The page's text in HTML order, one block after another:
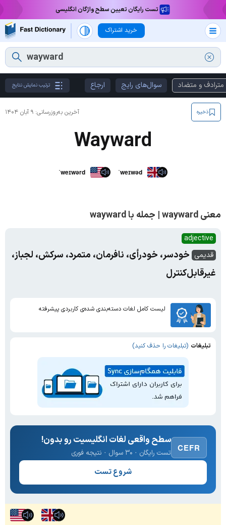
تست رایگان تعیین سطح واژگان انگلیسی
خرید اشتراک
مترادف و متضاد سوال‌های رایج ارجاع ترتیب نمایش نتایج
آخرین به‌روزرسانی: ۹ آبان ۱۴۰۴ ذخیره
Wayward
ˈweɪwərd ˈweɪwəd
معنی wayward | جمله با wayward
adjective
قدیمی خودسر، خودرأی، نافرمان، متمرد، سرکش، لجباز،
غیرقابل‌کنترل
لیست کامل لغات دسته‌بندی شده‌ی کاربردی پیشرفته
تبلیغات (تبلیغات را حذف کنید)
CEFR
سطح واقعی لغات انگلیسیت رو بدون!
تست رایگان · ۳۰ سوال · نتیجه فوری
شروع تست